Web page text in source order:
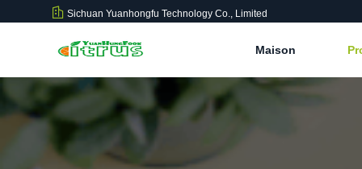
Sichuan Yuanhongfu Technology Co., Limited
Maison